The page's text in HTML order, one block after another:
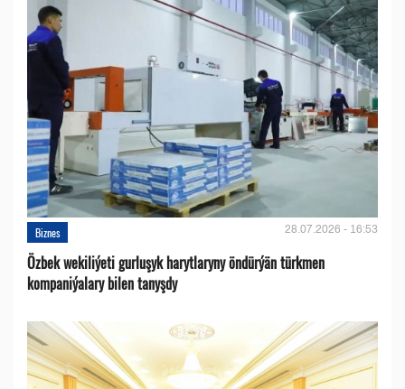
Biznes 28.07.2026 - 16:53
Özbek wekiliýeti gurluşyk harytlaryny öndürýän türkmen
kompaniýalary bilen tanyşdy